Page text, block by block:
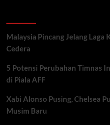
Emosional
vs
Uzbekistan
Malaysia Pincang Jelang Laga
Cedera
5 Potensi Perubahan Timnas
di Piala AFF
Xabi Alonso Pusing, Chelsea
Musim Baru